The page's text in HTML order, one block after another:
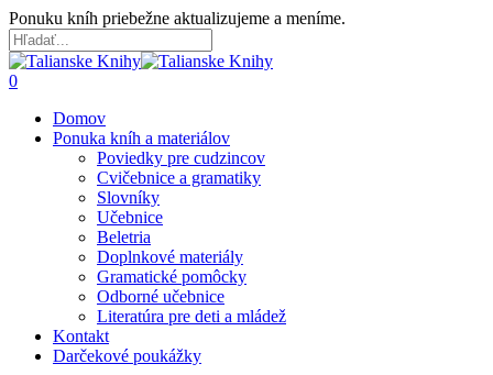
Skip
to
main
content
Ponuku kníh priebežne aktualizujeme a meníme.
Close
Search
search
account
0
Domov
Ponuka kníh a materiálov
Poviedky pre cudzincov
Cvičebnice a gramatiky
Slovníky
Učebnice
Beletria
Doplnkové materiály
Gramatické pomôcky
Odborné učebnice
Literatúra pre deti a mládež
Kontakt
Darčekové poukážky